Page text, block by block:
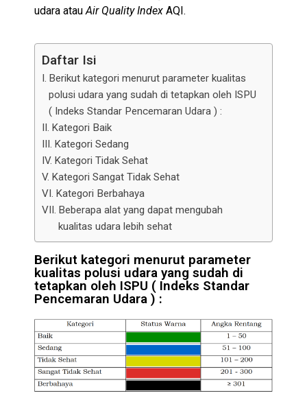
udara atauAir Quality Index AQI.
Daftar Isi
Berikut kategori menurut parameter kualitas
polusi udara yang sudah di tetapkan oleh ISPU
( Indeks Standar Pencemaran Udara ) :
Kategori Baik
Kategori Sedang
Kategori Tidak Sehat
Kategori Sangat Tidak Sehat
Kategori Berbahaya
Beberapa alat yang dapat mengubah
kualitas udara lebih sehat
Berikut kategori menurut parameter
kualitas polusi udara yang sudah di
tetapkan oleh ISPU ( Indeks Standar
Pencemaran Udara ) :